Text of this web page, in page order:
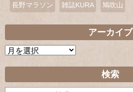
長野マラソン 雑誌KURA 鳩吹山
アーカイブ
ア
イ
検索